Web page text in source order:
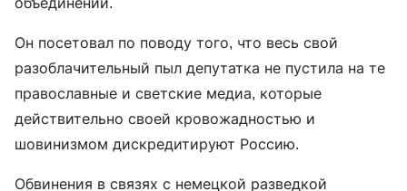
Он посетовал по поводу того, что весь свой
разоблачительный пыл депутатка не пустила на те
православные и светские медиа, которые
действительно своей кровожадностью и
шовинизмом дискредитируют Россию.
Обвинения в связях с немецкой разведкой